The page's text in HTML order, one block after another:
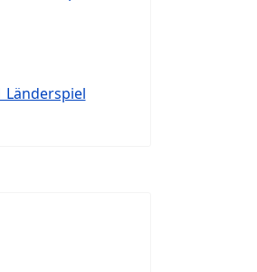
Länderspiel